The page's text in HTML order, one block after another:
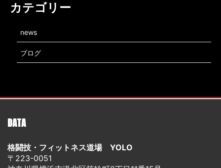
カテゴリー
news
ブログ
DATA
格闘技・フィットネス道場 YOLO
〒223-0051